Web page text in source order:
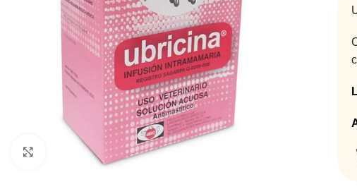
Click to enlarge